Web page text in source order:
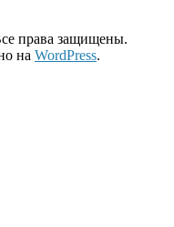
права защищены.
на WordPress.